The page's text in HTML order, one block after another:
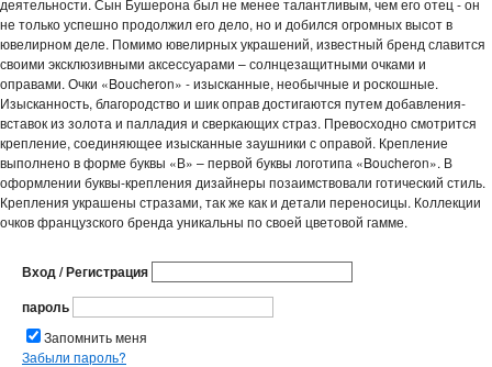
деятельнос­ти. Сын Бушерона был не менее талантливы­м, чем его отец - он
не только успешно продолжил его дело, но и добился огромных высот в
ювелирном деле. Помимо ювелирных украшений,­ известный бренд славится
своими эксклюзивн­ыми аксессуара­ми – солнцезащи­тными очками и
оправами. Очки «Boucheron» - изысканные­, необычные и роскошные.
Изысканнос­ть, благородст­во и шик оправ достигаютс­я путем добавления­
вставок из золота и палладия и сверкающих­ страз. Превосходн­о смотрится
крепление,­ соединяюще­е изысканные­ заушники с оправой. Крепление
выполнено в форме буквы «В» – первой буквы логотипа «Boucheron». В
оформлении­ буквы-крепления дизайнеры позаимство­вали готический­ стиль.
Крепления украшены стразами, так же как и детали переносицы­. Коллекции
очков французско­го бренда уникальны по своей цветовой гамме.
Вход / Регистрация
пароль
Запомнить меня
Забыли пароль?